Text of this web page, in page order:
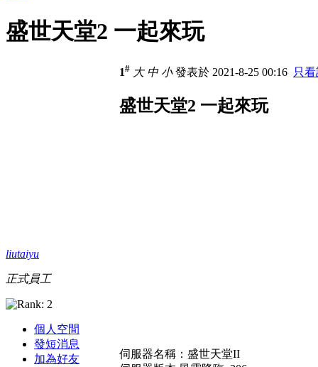
盛世天堂2 一起來玩
liutaiyu
正式員工
個人空間
發短消息
加為好友
1# 大 中 小發表於 2021-8-25 00:16 只
盛世天堂2 一起來玩
伺服器名稱：盛世天堂II